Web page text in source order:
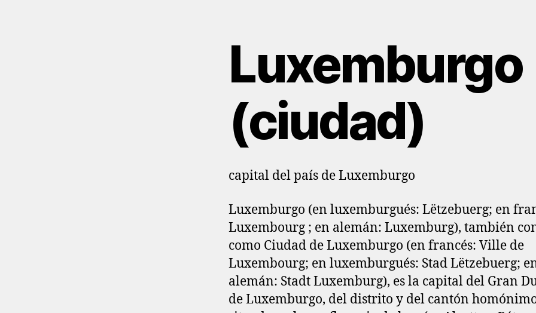
Luxemburgo
(ciudad)
capital del país de Luxemburgo
Luxemburgo (en luxemburgués: Lëtzebuerg; en
Luxembourg ; en alemán: Luxemburg), también
como Ciudad de Luxemburgo (en francés: Ville de
Luxembourg; en luxemburgués: Stad Lëtzebuerg;
alemán: Stadt Luxemburg), es la capital del Gran
de Luxemburgo, del distrito y del cantón